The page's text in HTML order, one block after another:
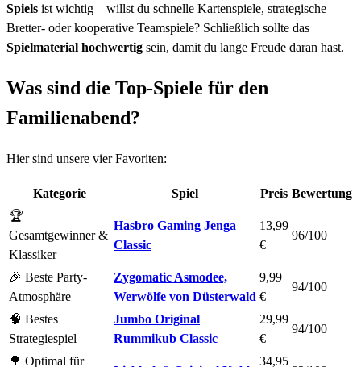
Spiels ist wichtig – willst du schnelle Kartenspiele, strategische
Bretter- oder kooperative Teamspiele? Schließlich sollte das
Spielmaterial hochwertig sein, damit du lange Freude daran hast.
Was sind die Top-Spiele für den
Familienabend?
Hier sind unsere vier Favoriten:
Kategorie Spiel Preis Bewertung
🏆
Gesamtgewinner &
Klassiker
Hasbro Gaming Jenga
Classic
13,99
€
96/100
🎉 Beste Party-
Atmosphäre
Zygomatic Asmodee,
Werwölfe von Düsterwald
9,99
€
94/100
🧠 Bestes
Strategiespiel
Jumbo Original
Rummikub Classic
29,99
€
94/100
🌳 Optimal für
34,95